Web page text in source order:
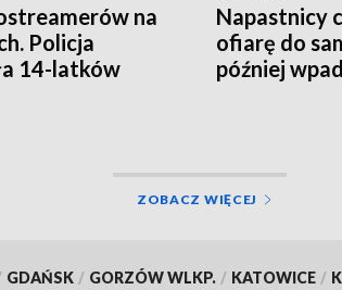
na
Policja
14-latków
Napastnicy
ofiarę do
później
ZOBACZ WIĘCEJ
GDAŃSK / GORZÓW WLKP. / KATOWICE /